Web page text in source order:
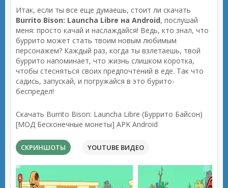
Итак, если ты все еще думаешь, стоит ли скачать
Burrito Bison: Launcha Libre на Android, послушай
меня: просто качай и наслаждайся! Ведь, кто знал, что
буррито может стать твоим новым любимым
персонажем? Каждый раз, когда ты взлетаешь, твой
буррито напоминает, что жизнь слишком коротка,
чтобы стесняться своих предпочтений в еде. Так что
садись, запускай, и погружайся в это бурито-
беспредел!
Скачать Burrito Bison: Launcha Libre (Буррито Байсон)
[МОД Бесконечные монеты] APK Android
СКРИНШОТЫ YOUTUBE ВИДЕО